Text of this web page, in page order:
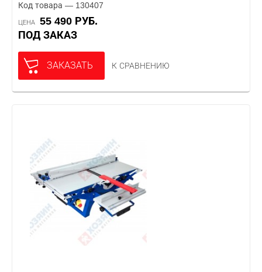
Код товара — 130407
ЦЕНА
55 490 РУБ.
ПОД ЗАКАЗ
ЗАКАЗАТЬ К СРАВНЕНИЮ